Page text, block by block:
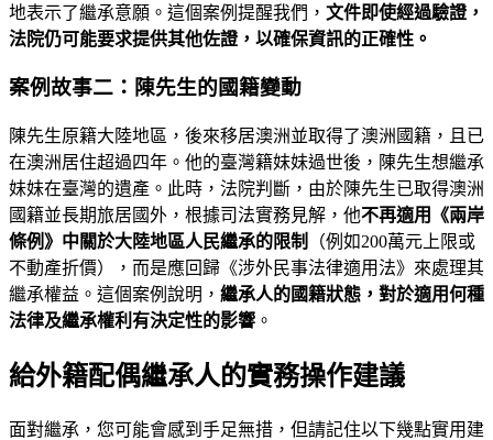
地表示了繼承意願。這個案例提醒我們， 文件即使經過驗證，
法院仍可能要求提供其他佐證，以確保資訊的正確性。
案例故事二：陳先生的國籍變動
陳先生原籍大陸地區，後來移居澳洲並取得了澳洲國籍，且已
在澳洲居住超過四年。他的臺灣籍妹妹過世後，陳先生想繼承
妹妹在臺灣的遺產。此時，法院判斷，由於陳先生已取得澳洲
國籍並長期旅居國外，根據司法實務見解，他不再適用《兩岸
條例》中關於大陸地區人民繼承的限制
（例如200萬元上限或
不動產折價），而是應回歸《涉外民事法律適用法》來處理其
繼承權益。這個案例說明， 繼承人的國籍狀態，對於適用何種
法律及繼承權利有決定性的影響 。
給外籍配偶繼承人的實務操作建議
面對繼承，您可能會感到手足無措，但請記住以下幾點實用建